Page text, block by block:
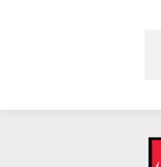
i